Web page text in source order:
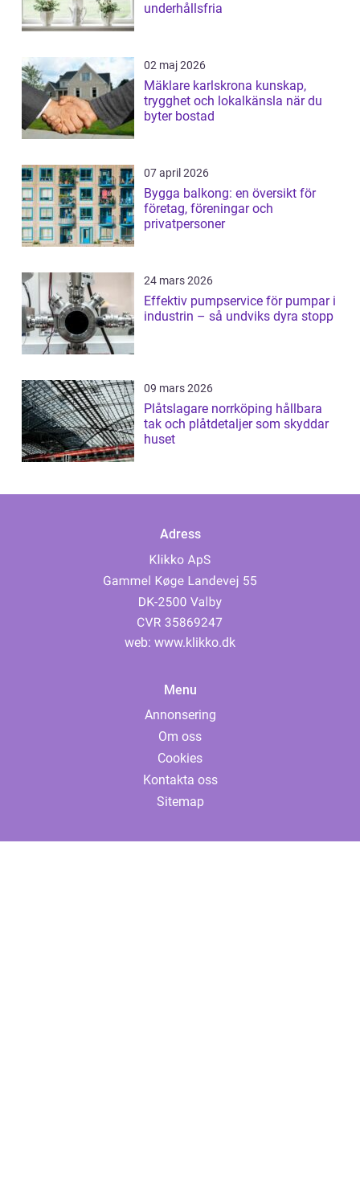
underhållsfria
02 maj 2026
Mäklare karlskrona kunskap,
trygghet och lokalkänsla när du
byter bostad
07 april 2026
Bygga balkong: en översikt för
företag, föreningar och
privatpersoner
24 mars 2026
Effektiv pumpservice för pumpar i
industrin – så undviks dyra stopp
09 mars 2026
Plåtslagare norrköping hållbara
tak och plåtdetaljer som skyddar
huset
Adress
web: www.klikko.dk
Menu
Annonsering
Om oss
Cookies
Kontakta oss
Sitemap